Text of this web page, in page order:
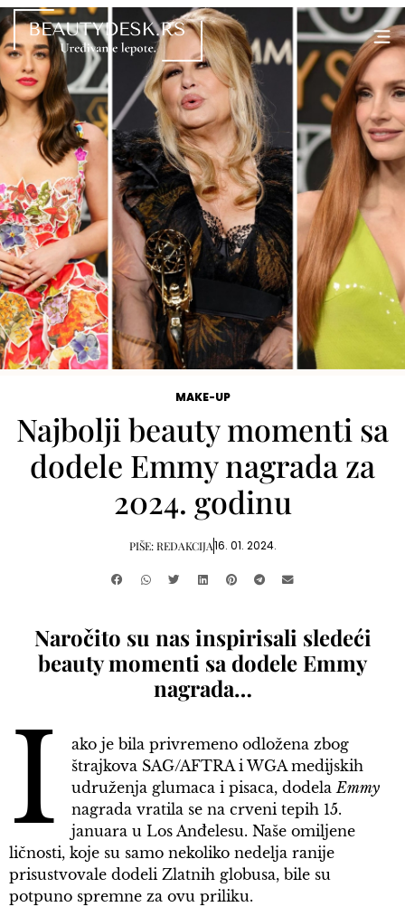
MAKE-UP
Najbolji beauty momenti sa
dodele Emmy nagrada za
2024. godinu
PIŠE:REDAKCIJA16. 01. 2024.
Naročito su nas inspirisali sledeći
beauty momenti sa dodele Emmy
nagrada…
I
ako je bila privremeno odložena zbog
štrajkova SAG/AFTRA i WGA medijskih
udruženja glumaca i pisaca, dodelaEmmy
nagrada vratila se na crveni tepih 15.
januara u Los Anđelesu. Naše omiljene
ličnosti, koje su samo nekoliko nedelja ranije
prisustvovale dodeli Zlatnih globusa, bile su
potpuno spremne za ovu priliku.